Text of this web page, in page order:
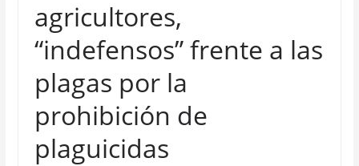
agricultores,
“indefensos” frente a las
plagas por la
prohibición de
plaguicidas